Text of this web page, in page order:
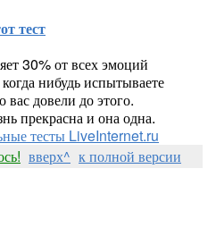
тест
30% от всех эмоций
нибудь испытываете
вас довели до этого.
прекрасна и она одна.
тесты LiveInternet.ru
вверх^ к полной версии